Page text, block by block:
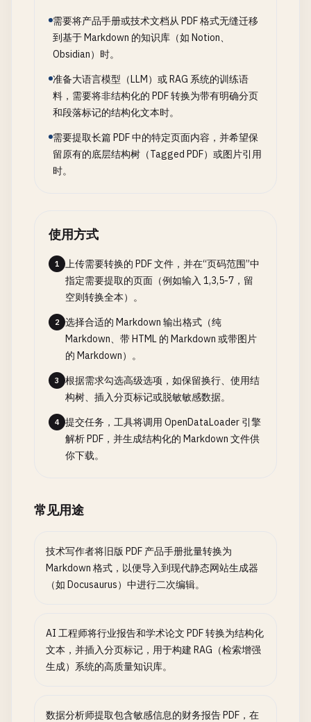
需要将产品手册或技术文档从 PDF 格式无缝迁移
到基于 Markdown 的知识库（如 Notion、
Obsidian）时。
准备大语言模型（LLM）或 RAG 系统的训练语
料，需要将非结构化的 PDF 转换为带有明确分页
和段落标记的结构化文本时。
需要提取长篇 PDF 中的特定页面内容，并希望保
留原有的底层结构树（Tagged PDF）或图片引用
时。
使用方式
1
上传需要转换的 PDF 文件，并在“页码范围”中
指定需要提取的页面（例如输入 1,3,5-7，留
空则转换全本）。
2
选择合适的 Markdown 输出格式（纯
Markdown、带 HTML 的 Markdown 或带图片
的 Markdown）。
3
根据需求勾选高级选项，如保留换行、使用结
构树、插入分页标记或脱敏敏感数据。
4
提交任务，工具将调用 OpenDataLoader 引擎
解析 PDF，并生成结构化的 Markdown 文件供
你下载。
常见用途
技术写作者将旧版 PDF 产品手册批量转换为
Markdown 格式，以便导入到现代静态网站生成器
（如 Docusaurus）中进行二次编辑。
AI 工程师将行业报告和学术论文 PDF 转换为结构化
文本，并插入分页标记，用于构建 RAG（检索增强
生成）系统的高质量知识库。
数据分析师提取包含敏感信息的财务报告 PDF，在